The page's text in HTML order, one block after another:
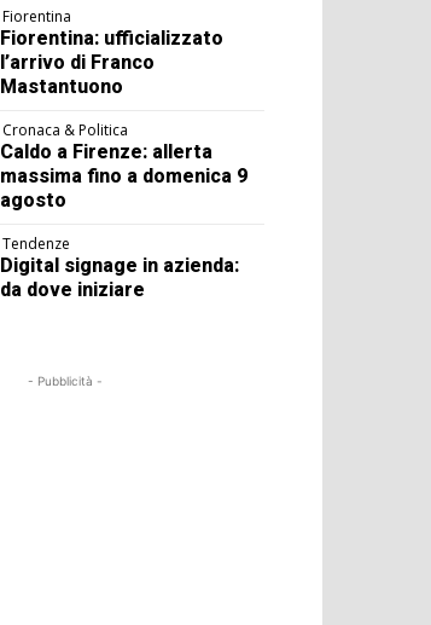
Fiorentina
Fiorentina: ufficializzato
l’arrivo di Franco
Mastantuono
Cronaca & Politica
Caldo a Firenze: allerta
massima fino a domenica 9
agosto
Tendenze
Digital signage in azienda:
da dove iniziare
- Pubblicità -